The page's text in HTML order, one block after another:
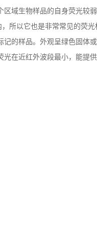
域生物样品的自身荧光较
所以它也是非常常见的荧
的样品。外观呈绿色固体
在近红外波段最小，能提